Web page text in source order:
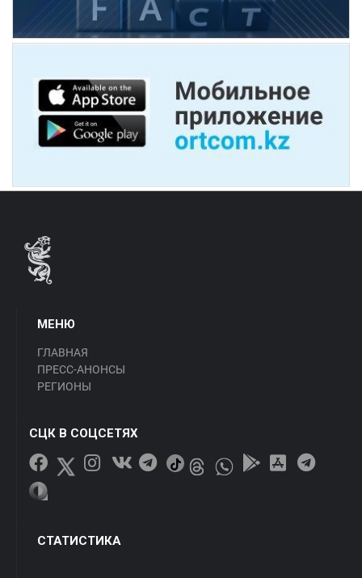
МЕНЮ
ГЛАВНАЯ
ПРЕСС-АНОНСЫ
РЕГИОНЫ
СЦК В СОЦСЕТЯХ
СТАТИСТИКА